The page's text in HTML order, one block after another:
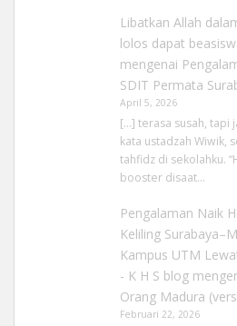
Libatkan Allah
lolos dapat
mengenai
SDIT Permata
April 5, 2026
[…] terasa susah, tapi
kata ustadzah Wiwik,
tahfidz di sekolahku.
booster disaat…
Pengalaman Naik
Keliling
Kampus UTM
- K H S blog
Orang Madura
Februari 22, 2026